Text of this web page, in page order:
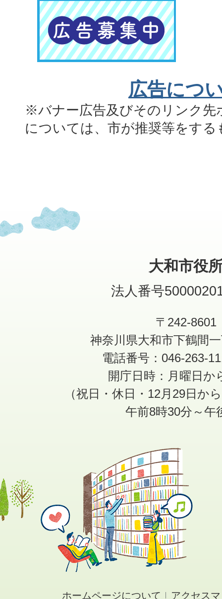
広告につ
※バナー広告及びそのリンク先
については、市が推奨等をす
大和市役
法人番号
〒242-8601
神奈川県大和市下鶴間
電話番号：046-263-
開庁日時：月曜日か
（祝日・休日・12月29日か
午前8時30分～午
ホームページについて アクセス